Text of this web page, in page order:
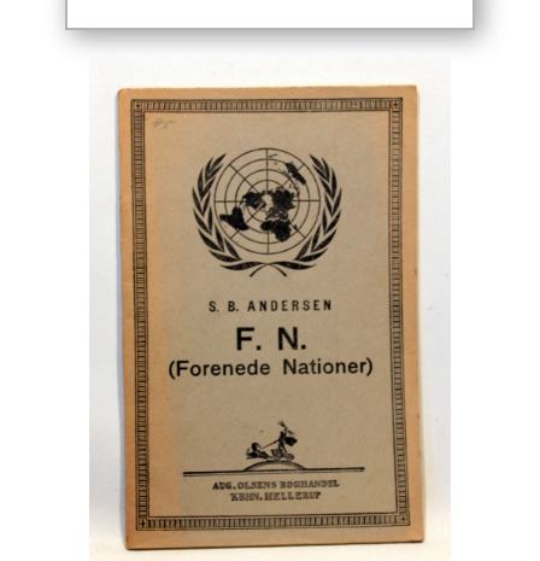
Drikkevare / Øl / Vin
Engelsk
Erhverv
Europa
Fantasy / Sciencefiction
Filosofi
Håndarbejde
Håndværk
Historie
Hobby